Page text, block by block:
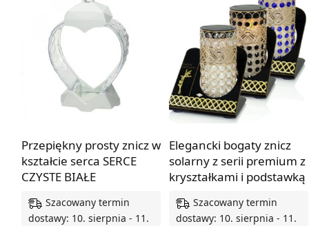
Przepiękny prosty znicz w
kształcie serca SERCE
CZYSTE BIAŁE
Szacowany termin
dostawy: 10. sierpnia - 11.
Elegancki bogaty znicz
solarny z serii premium z
kryształkami i podstawką
Szacowany termin
dostawy: 10. sierpnia - 11.